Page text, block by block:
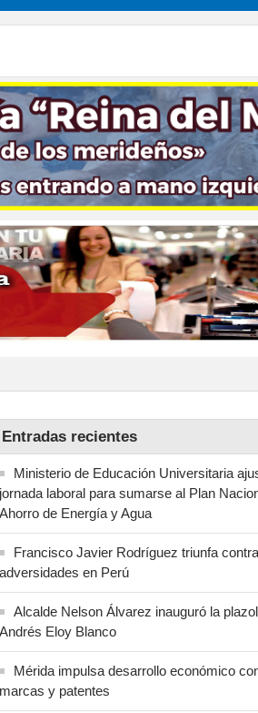
Entradas recientes
Ministerio de Educación Universitaria
jornada laboral para sumarse al Plan
Ahorro de Energía y Agua
Francisco Javier Rodríguez triunfa
adversidades en Perú
Alcalde Nelson Álvarez inauguró la
Andrés Eloy Blanco
Mérida impulsa desarrollo económico
marcas y patentes